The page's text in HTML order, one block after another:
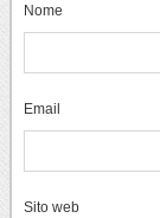
Nome
Email
Sito web